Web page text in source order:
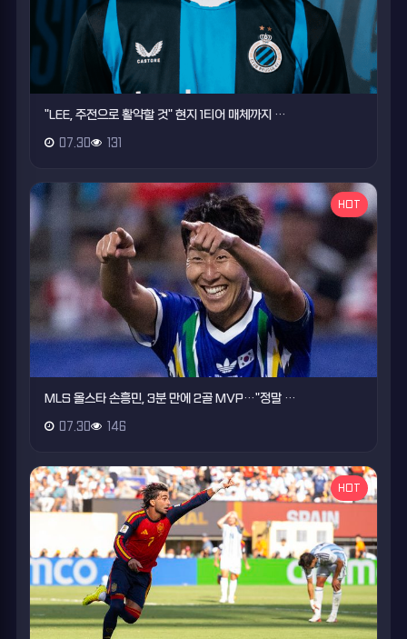
"LEE, 주전으로 활약할 것" 현지 1티어 매체까지 …
07.30 131
HOT
MLS 올스타 손흥민, 3분 만에 2골 MVP…"정말 …
07.30 146
HOT